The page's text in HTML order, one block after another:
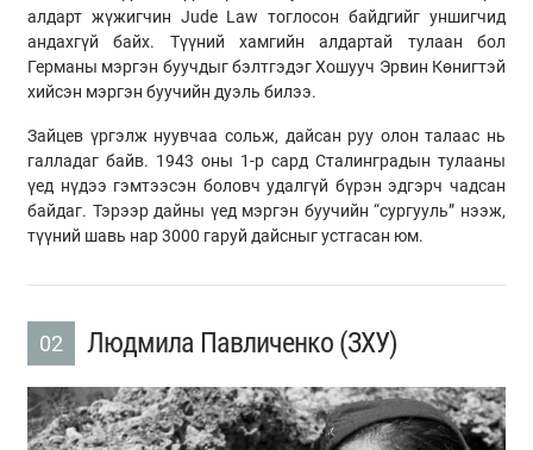
алдарт жүжигчин Jude Law тоглосон байдгийг уншигчид
андахгүй байх. Түүний хамгийн алдартай тулаан бол
Германы мэргэн буучдыг бэлтгэдэг Хошууч Эрвин Көнигтэй
хийсэн мэргэн буучийн дуэль билээ.
Зайцев үргэлж нуувчаа сольж, дайсан руу олон талаас нь
галладаг байв. 1943 оны 1-р сард Сталинградын тулааны
үед нүдээ гэмтээсэн боловч удалгүй бүрэн эдгэрч чадсан
байдаг. Тэрээр дайны үед мэргэн буучийн “сургууль” нээж,
түүний шавь нар 3000 гаруй дайсныг устгасан юм.
02 Людмила Павличенко (ЗХУ)